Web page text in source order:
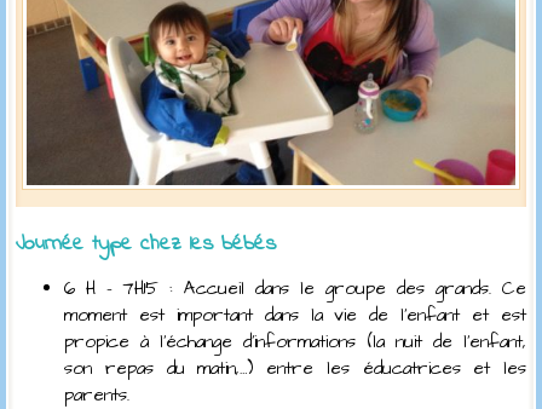
Journée type chez les bébés
6 H – 7H15 : Accueil dans le groupe des grands. Ce
moment est important dans la vie de l’enfant et est
propice à l’échange d’informations (la nuit de l’enfant,
son repas du matin,…) entre les éducatrices et les
parents.